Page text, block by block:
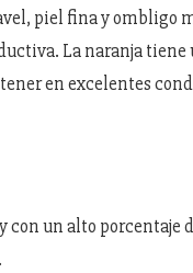
piel fina y ombligo
La naranja
en excelentes
con un alto porcentaje